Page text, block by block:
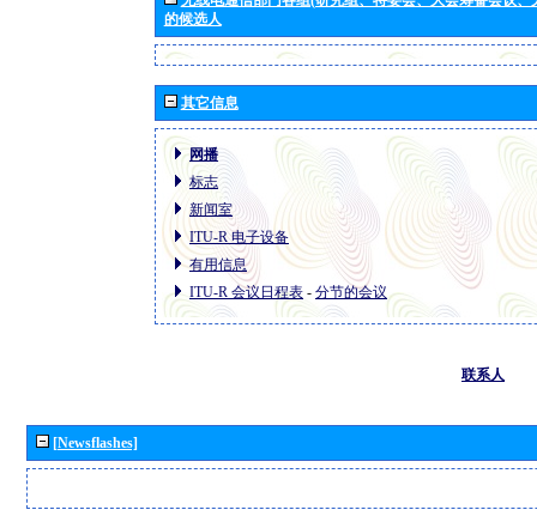
的候选人
其它信息
网播
标志
新闻室
ITU-R 电子设备
有用信息
ITU-R 会议日程表 - 分节的会议
联系人
[Newsflashes]